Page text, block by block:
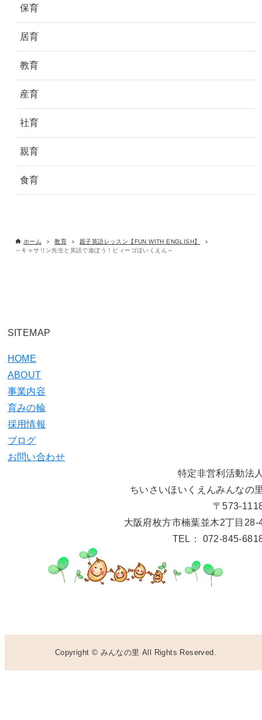
保育
居育
教育
産育
社育
親育
食育
ホーム 教育
親子英語レッスン【FUN WITH ENGLISH】
～キャサリン先生と英語で遊ぼう！ビィーゴほいくえん～
SITEMAP
HOME
ABOUT
事業内容
育みの輪
採用情報
ブログ
お問い合わせ
特定非営利活動法
ちいさいほいくえんみんなの
〒573-
大阪府枚方市楠葉並木2丁目28-
TEL： 072-845-
Copyright © みんなの里 All Rights Reserved.